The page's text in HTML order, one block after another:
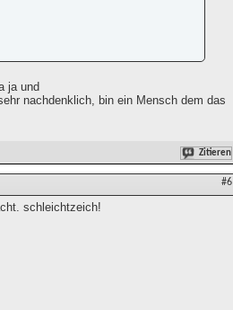
ja und
nachdenklich, bin ein Mensch dem das
Zitieren
#6
schleichtzeich!